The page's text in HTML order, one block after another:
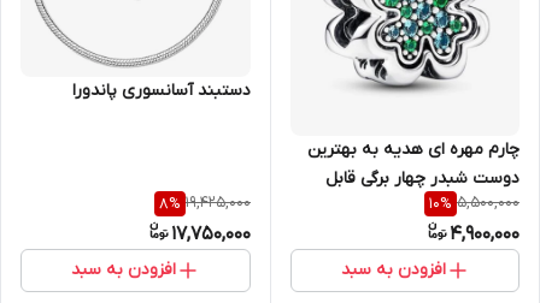
چارم مهره ای هدیه به بهترین
دوست شبدر چهار برگی قابل
تقسیم نقره پاندورا
5,500,000
10%
4,900,000
افزودن به سبد
دستبند آسانسوری پاندورا
19,425,000
8%
17,750,000
افزودن به سبد